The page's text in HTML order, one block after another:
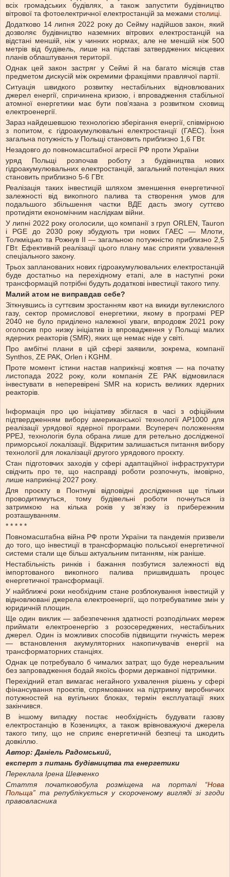
всіх громадських будівлях, а також запустити будівництво
вітрової та фотоелектричної електростанцій за межами столиці.
Додатково 14 липня 2022 року до Сейму надійшов закон, який
дозволяє будівництво наземних вітрових електростанцій на
відстані меншій, ніж у чинних нормах, але не меншій ніж 500
метрів від будівель, лише на підставі затверджених місцевих
планів облаштування території.
Однак цей закон застряг у Сеймі й на багато місяців став
предметом дискусій між окремими фракціями правлячої партії.
Ситуація швидкого розвитку нестабільних відновлюваних
джерел енергії, спричинена кризою, і впровадження стабільної
атомної енергетики має бути пов’язана з розвитком сховищ
електроенергії.
Зараз найдешевшою технологією зберігання енергії, співмірною
з попитом, є гідроакумулювальні електростанції (ГАЕС). Їхня
загальна потужність у Польщі становить приблизно 1,6 ГВт.
Незадовго до повномасштабної агресії РФ проти України
уряд Польщі розпочав роботу з будівництва нових
гідроакумулювальних електростанцій, загальний потенціал яких
становить приблизно 5-6 ГВт.
Реалізація таких інвестицій шляхом зменшення енергетичної
залежності від викопного палива та створення умов для
подальшого збільшення частки ВДЕ дасть змогу суттєво
протидіяти економічним наслідкам війни.
У липні 2022 року оголосили, що компанії з груп ORLEN, Tauron
і PGE до 2030 року збудують три нових ГАЕС — Млоти,
Толкміцько та Рожнув II — загальною потужністю приблизно 2,5
ГВт. Ефективній реалізації цього плану має сприяти ухвалення
спеціального закону.
Трьох запланованих нових гідроакумулювальних електростанцій
буде достатньо на перехідному етапі, але в наступні роки
трансформацій потрібні будуть додаткові інвестиції такого типу.
Малий атом не виправдав себе?
Зіткнувшись із суттєвим зростанням квот на викиди вуглекислого
газу, сектор промислової енергетики, якому в програмі PEP
2040 не було приділено належної уваги, впродовж 2021 року
оголосив про низку ініціатив із впровадження у Польщі малих
ядерних реакторів (SMR), яких ще немає ніде у світі.
Про амбітні плани в цій сфері заявили, зокрема, компанії
Synthos, ZE PAK, Orlen і KGHM.
Проте момент істини настав наприкінці жовтня — на початку
листопада 2022 року, коли компанія ZE PAK відмовилася
інвестувати в неперевірені SMR на користь великих ядерних
реакторів.
Інформація про цю ініціативу збіглася в часі з офіційним
підтвердженням вибору американської технології AP1000 для
реалізації урядової ядерної програми. Всупереч положенням
PPEJ, технологія була обрана лише для ретельно дослідженої
приморської локалізації. Відкритим залишається питання вибору
технології для локалізації другого урядового проєкту.
Стан підготовчих заходів у сфері адаптаційної інфраструктури
свідчить про те, що насправді роботи розпочнуть, імовірно,
лише наприкінці 2027 року.
Для проєкту в Понтнуві відповідні дослідження ще тільки
проводитимуться, тому будівельні роботи почнуться із
затримкою на кілька років у зв’язку із прибережним
розташуванням.
* * * * *
Повномасштабна війна РФ проти України та пандемія призвели
до того, що інвестиції в трансформацію польської енергетичної
системи стали ще більш актуальним питанням, ніж раніше.
Нестабільність ринків і бажання позбутися залежності від
імпортованого викопного палива пришвидшать процес
енергетичної трансформації.
У найближчі роки необхідним стане розблокування інвестицій у
відновлювані джерела електроенергії, що потребуватиме змін у
юридичній площин.
Ще один виклик — забезпечення здатності розподільчих мереж
приймати електроенергію з розосереджених, нестабільних
джерел. Один із можливих способів підвищити гнучкість мереж
— встановлення акумуляторних накопичувачів енергії на
трансформаторних станціях.
Однак це потребувало б чималих затрат, що буде нереальним
без запровадження бодай якоїсь форми державної підтримки.
Перехідний етап вимагає негайного ухвалення рішень у сфері
фінансування проєктів, спрямованих на підтримку виробничих
потужностей на вугільних блоках, термін експлуатації яких
закінчився.
В іншому випадку постає необхідність будувати газову
електростанцію в Козеницях, а також врівноважуючі джерела
такого типу, що не сприяє енергетичній безпеці та шкодить
довкіллю.
Автор: Даніель Радомський,
експерт з питань будівництва та енергетики
Переклала Ірена Шевченко
Стаття початковобула розміщена на порталі “Нова
Польща” та републікується у скороченому вигляді зі згоди
правовласника